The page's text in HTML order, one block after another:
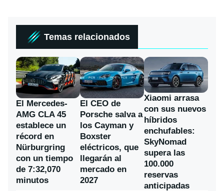
Temas relacionados
El Mercedes-
AMG CLA 45
establece un
récord en
Nürburgring
con un tiempo
de 7:32,070
minutos
El CEO de
Porsche salva a
los Cayman y
Boxster
eléctricos, que
llegarán al
mercado en
2027
Xiaomi arrasa
con sus nuevos
híbridos
enchufables:
SkyNomad
supera las
100.000
reservas
anticipadas